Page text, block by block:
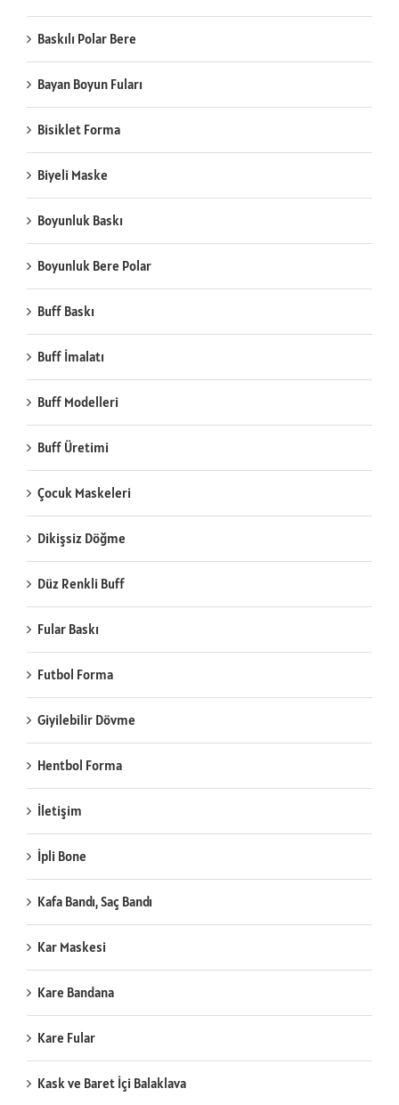
Baskılı Polar Bere
Bayan Boyun Fuları
Bisiklet Forma
Biyeli Maske
Boyunluk Baskı
Boyunluk Bere Polar
Buff Baskı
Buff İmalatı
Buff Modelleri
Buff Üretimi
Çocuk Maskeleri
Dikişsiz Döğme
Düz Renkli Buff
Fular Baskı
Futbol Forma
Giyilebilir Dövme
Hentbol Forma
İletişim
İpli Bone
Kafa Bandı, Saç Bandı
Kar Maskesi
Kare Bandana
Kare Fular
Kask ve Baret İçi Balaklava